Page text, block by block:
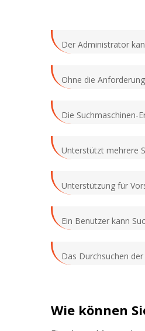
Der Administrator
Ohne die
Die Suchmaschinen-
Unterstützt mehrere
Unterstützung für
Ein Benutzer kann
Das Durchsuchen
Wie können